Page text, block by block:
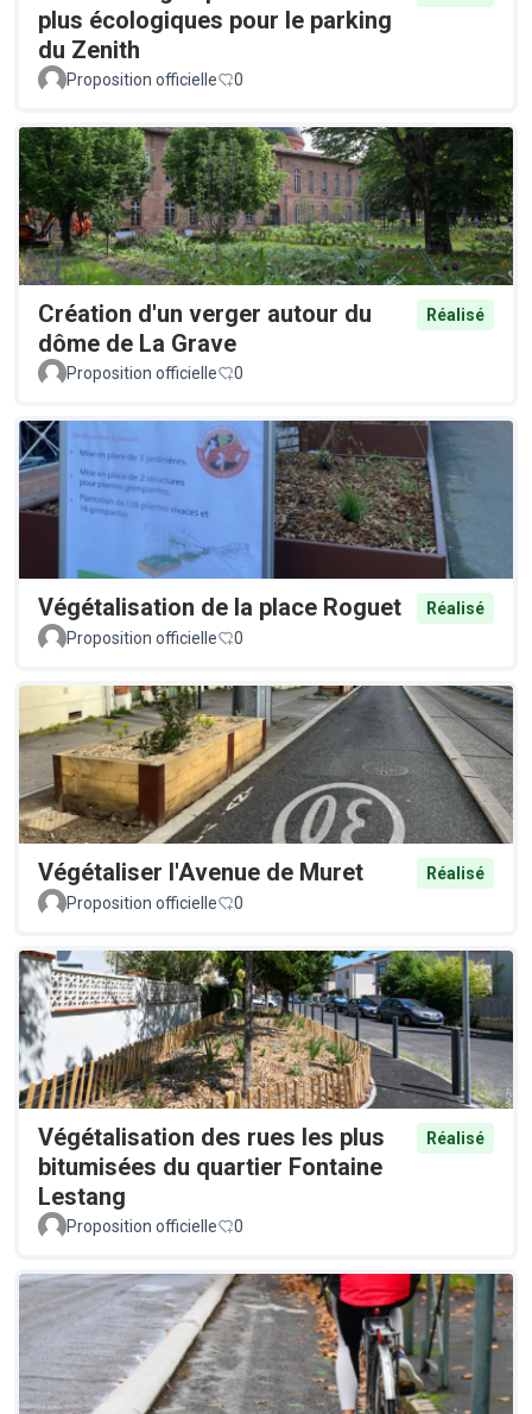
plus écologiques pour le parking
du Zenith
Proposition officielle 0
Création d'un verger autour du
dôme de La Grave
Réalisé
Proposition officielle 0
Végétalisation de la place Roguet
Réalisé
Proposition officielle
0
Végétaliser l'Avenue de Muret
Réalisé
Proposition officielle
0
Végétalisation des rues les plus
bitumisées du quartier Fontaine
Lestang
Réalisé
Proposition officielle 0